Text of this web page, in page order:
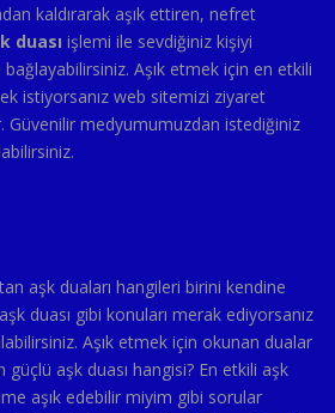
kaldırarak aşık ettiren, nefret
duası işlemi ile sevdiğiniz kişiyi
Aşık etmek için en etkili
istiyorsanız web sitemizi ziyaret
Güvenilir medyumumuzdan istediğiniz
aşk duaları hangileri birini kendine
duası gibi konuları merak ediyorsanız
Aşık etmek için okunan dualar
güçlü aşk duası hangisi? En etkili aşk
aşık edebilir miyim gibi sorular